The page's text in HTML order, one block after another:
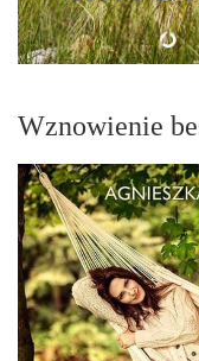
Wznowienie